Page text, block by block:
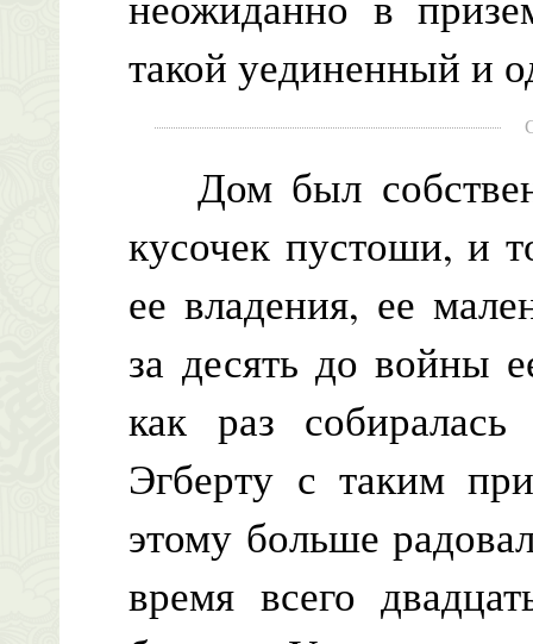
такой уединенный и
Дом был
кусочек пустоши, и
ее владения, ее
за десять до войны
как раз
Эгберту с таким
этому больше
время всего